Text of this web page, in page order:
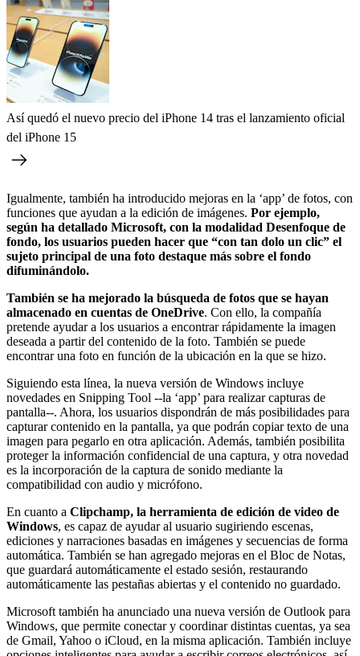
Así quedó el nuevo precio del iPhone 14 tras el lanzamiento oficial
del iPhone 15
Igualmente, también ha introducido mejoras en la ‘app’ de fotos, con
funciones que ayudan a la edición de imágenes. Por ejemplo,
según ha detallado Microsoft, con la modalidad Desenfoque de
fondo, los usuarios pueden hacer que “con tan dolo un clic” el
sujeto principal de una foto destaque más sobre el fondo
difuminándolo.
También se ha mejorado la búsqueda de fotos que se hayan
almacenado en cuentas de OneDrive. Con ello, la compañía
pretende ayudar a los usuarios a encontrar rápidamente la imagen
deseada a partir del contenido de la foto. También se puede
encontrar una foto en función de la ubicación en la que se hizo.
Siguiendo esta línea, la nueva versión de Windows incluye
novedades en Snipping Tool --la ‘app’ para realizar capturas de
pantalla--. Ahora, los usuarios dispondrán de más posibilidades para
capturar contenido en la pantalla, ya que podrán copiar texto de una
imagen para pegarlo en otra aplicación. Además, también posibilita
proteger la información confidencial de una captura, y otra novedad
es la incorporación de la captura de sonido mediante la
compatibilidad con audio y micrófono.
En cuanto a Clipchamp, la herramienta de edición de video de
Windows, es capaz de ayudar al usuario sugiriendo escenas,
ediciones y narraciones basadas en imágenes y secuencias de forma
automática. También se han agregado mejoras en el Bloc de Notas,
que guardará automáticamente el estado sesión, restaurando
automáticamente las pestañas abiertas y el contenido no guardado.
Microsoft también ha anunciado una nueva versión de Outlook para
Windows, que permite conectar y coordinar distintas cuentas, ya sea
de Gmail, Yahoo o iCloud, en la misma aplicación. También incluye